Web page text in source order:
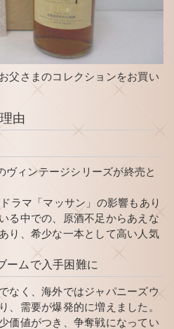
父さまのコレクションをお買い
由
ヴィンテージシリーズが終売と
ラマ「マッサン」の影響もあり
る中での、原酒不足からあえな
り、希少な一本として高い人気
ームで入手困難に
なく、海外ではジャパニーズウ
、需要が爆発的に増えました。
価値がつき、争奪戦になってい